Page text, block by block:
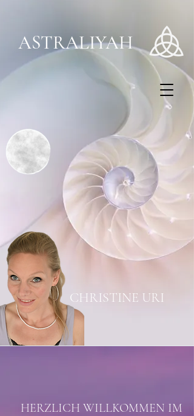
ASTRALIYAH
CHRISTINE URI
HERZLICH WILLKOMMEN IM